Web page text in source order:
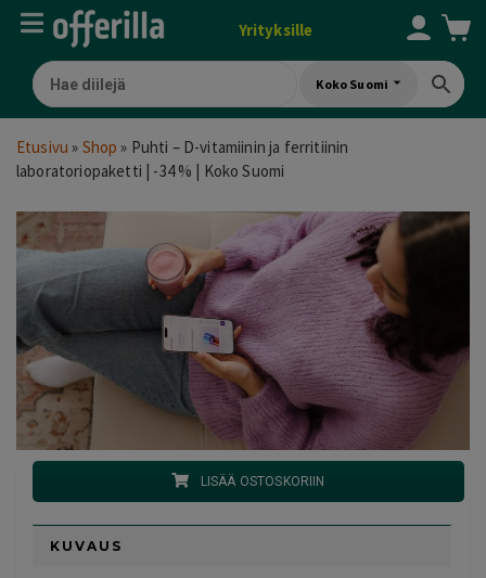
Yrityksille
Koko Suomi
Etusivu » Shop » Puhti – D-vitamiinin ja ferritiinin
laboratoriopaketti | -34 % | Koko Suomi
LISÄÄ OSTOSKORIIN
KUVAUS